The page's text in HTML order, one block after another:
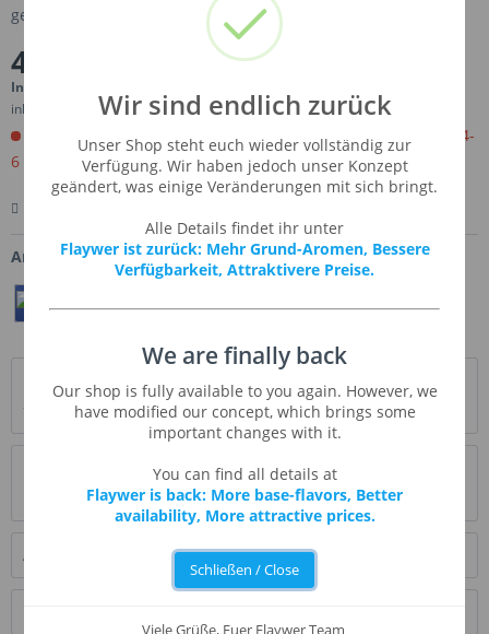
genommen.
4,19 € *
Inhalt:
inkl. MwSt.
zzgl. Versandkosten
Jetzt bestellen. Wird für Sie importiert. Versandfertig in ca 4-
6 Wochen.
Artikel-Nr.: FA057
Teilen Twittern Pin It
Beschreibung
* Beschreibung folgt *mehr
Bewertungen lesen, schreiben und diskutieren...mehr
Ähnliche Artikel
Wir sind endlich zurück
Unser Shop steht euch wieder vollständig zur
Verfügung. Wir haben jedoch unser Konzept
geändert, was einige Veränderungen mit sich bringt.
Alle Details findet ihr unter
Flaywer ist zurück: Mehr Grund-Aromen, Bessere
Verfügbarkeit, Attraktivere Preise.
We are finally back
Our shop is fully available to you again. However, we
have modified our concept, which brings some
important changes with it.
You can find all details at
Flaywer is back: More base-flavors, Better
availability, More attractive prices.
Schließen / Close
Viele Grüße, Euer Flaywer Team